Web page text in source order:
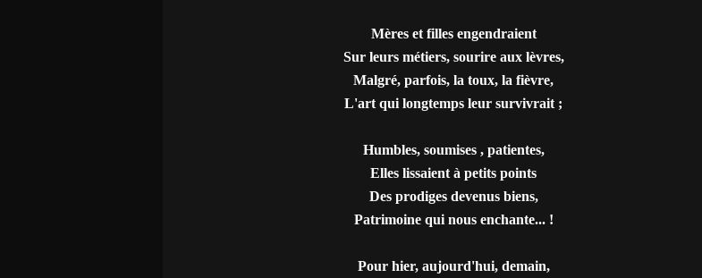
Mères et filles engendraient
Sur leurs métiers, sourire aux lèvres,
Malgré, parfois, la toux, la fièvre,
L'art qui longtemps leur survivrait ;
Humbles, soumises , patientes,
Elles lissaient à petits points
Des prodiges devenus biens,
Patrimoine qui nous enchante... !
Pour hier, aujourd'hui, demain,